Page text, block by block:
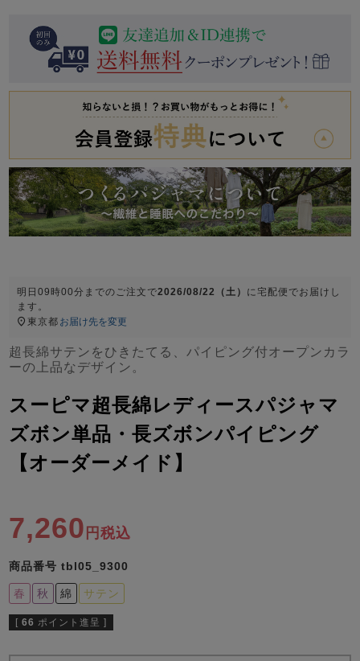
春 夏 冬
売れ筋ランキング
- Item Ranking -
新着商品
すべての季節のパジャマ一覧はこちら
すべての生地一覧はこちら
作務衣
ーブ
上着単品
ズボン単品
すべてのキッ
パジャマ
ガールズ前開
ガールズ上着
ガールズ
明日09時00分 までのご注文で2026/08/22（土） に宅配便 でお届けし
ます。
東京都 お届け先を変更
超長綿サテンをひきたてる、パイピング付オープンカラ
ーの上品なデザイン。
スーピマ超長綿レディースパジャマ
ズボン単品・長ズボンパイピング
【オーダーメイド】
7,260 税込
商品番号 tbl05_9300
春 秋 綿 サテン
[ 66 ポイント進呈 ]